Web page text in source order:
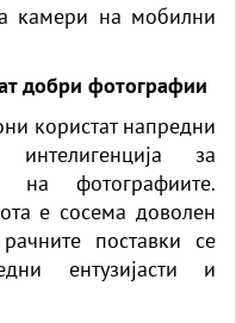
камери на мобилни
добри фотографии
користат напредни
за
на фотографиите.
е сосема доволен
поставки се
ентузијасти и